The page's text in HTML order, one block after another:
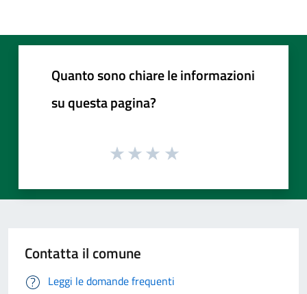
Quanto sono chiare le informazioni
su questa pagina?
Contatta il comune
Leggi le domande frequenti